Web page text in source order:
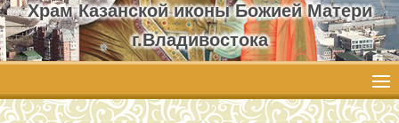
Храм Казанской иконы Божией Матери
г.Владивостока